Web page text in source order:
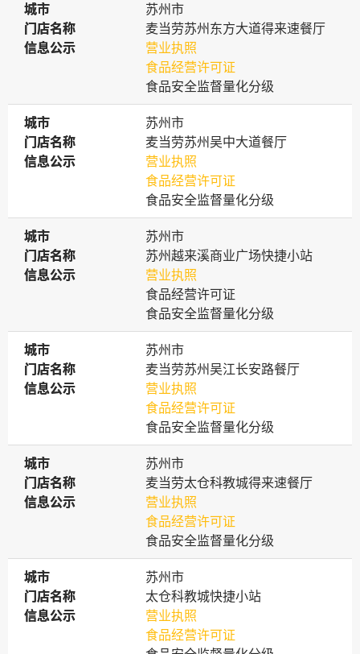
城市
城市
苏州市
门店名称
门店名称
麦当劳苏州东方大道得来速餐厅
信息公示
信息公示
营业执照
食品经营许可证
食品安全监督量化分级
城市
城市
苏州市
门店名称
门店名称
麦当劳苏州吴中大道餐厅
信息公示
信息公示
营业执照
食品经营许可证
食品安全监督量化分级
城市
城市
苏州市
门店名称
门店名称
苏州越来溪商业广场快捷小站
信息公示
信息公示
营业执照
食品经营许可证
食品安全监督量化分级
城市
城市
苏州市
门店名称
门店名称
麦当劳苏州吴江长安路餐厅
信息公示
信息公示
营业执照
食品经营许可证
食品安全监督量化分级
城市
城市
苏州市
门店名称
门店名称
麦当劳太仓科教城得来速餐厅
信息公示
信息公示
营业执照
食品经营许可证
食品安全监督量化分级
城市
城市
苏州市
门店名称
门店名称
太仓科教城快捷小站
信息公示
信息公示
营业执照
食品经营许可证